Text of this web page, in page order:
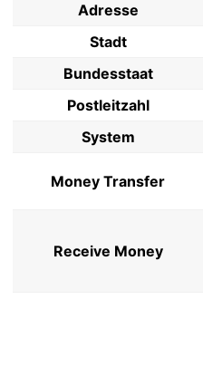
Adresse
Stadt
Bundesstaat
Postleitzahl
System
Money Transfer
Receive Money